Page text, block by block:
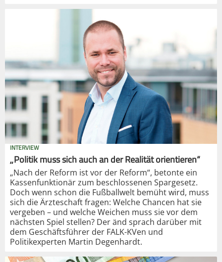
INTERVIEW
„Politik muss sich auch an der Realität orientieren“
„Nach der Reform ist vor der Reform“, betonte ein
Kassenfunktionär zum beschlossenen Spargesetz.
Doch wenn schon die Fußballwelt bemüht wird, muss
sich die Ärzteschaft fragen: Welche Chancen hat sie
vergeben – und welche Weichen muss sie vor dem
nächsten Spiel stellen? Der änd sprach darüber mit
dem Geschäftsführer der FALK-KVen und
Politikexperten Martin Degenhardt.